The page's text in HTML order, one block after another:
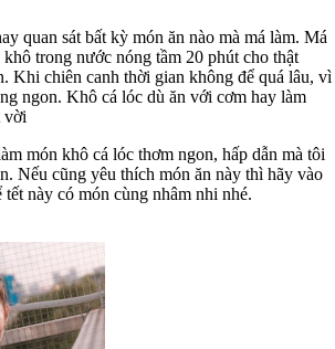
quan sát bất kỳ món ăn nào mà má làm. Má
trong nước nóng tầm 20 phút cho thật
Khi chiên canh thời gian không để quá lâu, vì
ngon. Khô cá lóc dù ăn với cơm hay làm
vời
món khô cá lóc thơm ngon, hấp dẫn mà tôi
Nếu cũng yêu thích món ăn này thì hãy vào
này có món cùng nhâm nhi nhé.